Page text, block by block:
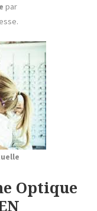
par
Optique